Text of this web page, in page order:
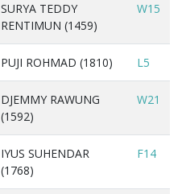
SURYA TEDDY
RENTIMUN (1459)
W15
PUJI ROHMAD (1810) L5
DJEMMY RAWUNG
(1592)
W21
IYUS SUHENDAR
(1768)
F14